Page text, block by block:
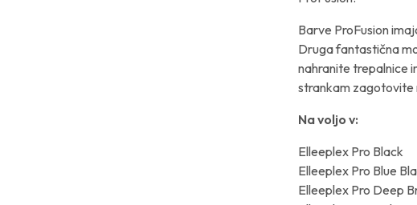
Barve ProFusion
Druga fantastična
nahranite trepalnice
strankam zagotovite
Na voljo v:
Elleeplex Pro Black
Elleeplex Pro Blue
Elleeplex Pro Deep